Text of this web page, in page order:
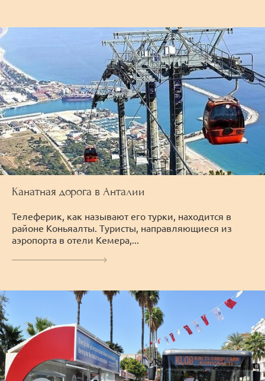
Канатная дорога в Анталии
Телеферик, как называют его турки, находится в
районе Коньяалты. Туристы, направляющиеся из
аэропорта в отели Кемера,...